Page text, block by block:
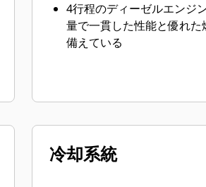
4行程のディーゼルエンジ
量で一貫した性能と優れた
備えている
冷却系統